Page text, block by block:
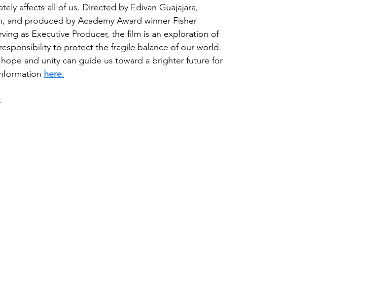
affects all of us. Directed by Edivan Guajajara,
and produced by Academy Award winner Fisher
as Executive Producer, the film is an exploration of
to protect the fragile balance of our world.
and unity can guide us toward a brighter future for
here.